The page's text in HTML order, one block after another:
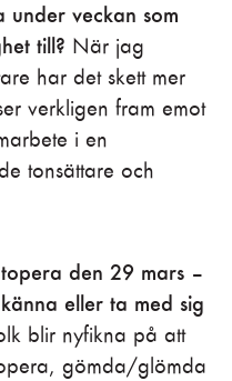
under veckan som
till? När jag
har det skett mer
verkligen fram emot
i en
tonsättare och
den 29 mars –
eller ta med sig
blir nyfikna på att
gömda/glömda